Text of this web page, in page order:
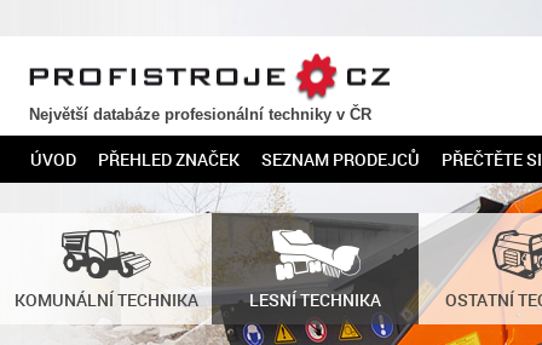
PROFISTROJE.CZ
Největší databáze profesionální techniky v ČR
ÚVOD PŘEHLED ZNAČEK SEZNAM PRODEJCŮ PŘEČTĚTE SI
KOMUNÁLNÍ TECHNIKA LESNÍ TECHNIKA OSTATNÍ